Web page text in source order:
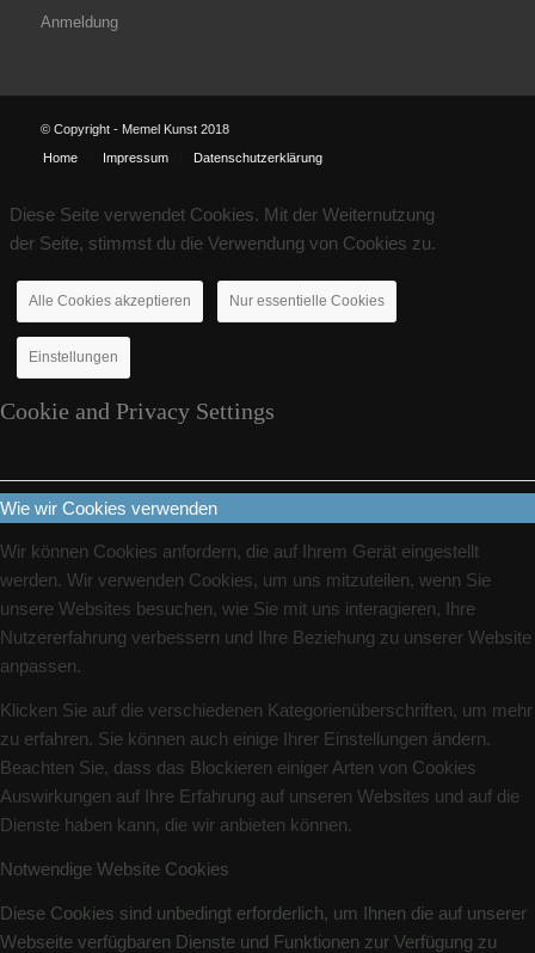
Anmeldung
© Copyright - Memel Kunst 2018
Home
Impressum Datenschutzerklärung
Diese Seite verwendet Cookies. Mit der Weiternutzung
der Seite, stimmst du die Verwendung von Cookies zu.
Alle Cookies akzeptieren Nur essentielle Cookies
Einstellungen
Cookie and Privacy Settings
Wie wir Cookies verwenden
Wir können Cookies anfordern, die auf Ihrem Gerät eingestellt
werden. Wir verwenden Cookies, um uns mitzuteilen, wenn Sie
unsere Websites besuchen, wie Sie mit uns interagieren, Ihre
Nutzererfahrung verbessern und Ihre Beziehung zu unserer Website
anpassen.
Klicken Sie auf die verschiedenen Kategorienüberschriften, um mehr
zu erfahren. Sie können auch einige Ihrer Einstellungen ändern.
Beachten Sie, dass das Blockieren einiger Arten von Cookies
Auswirkungen auf Ihre Erfahrung auf unseren Websites und auf die
Dienste haben kann, die wir anbieten können.
Notwendige Website Cookies
Diese Cookies sind unbedingt erforderlich, um Ihnen die auf unserer
Webseite verfügbaren Dienste und Funktionen zur Verfügung zu